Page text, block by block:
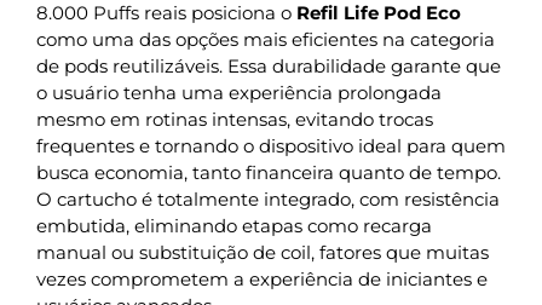
8.000 Puffs reais posiciona o Refil Life Pod Eco
como uma das opções mais eficientes na categoria
de pods reutilizáveis. Essa durabilidade garante que
o usuário tenha uma experiência prolongada
mesmo em rotinas intensas, evitando trocas
frequentes e tornando o dispositivo ideal para quem
busca economia, tanto financeira quanto de tempo.
O cartucho é totalmente integrado, com resistência
embutida, eliminando etapas como recarga
manual ou substituição de coil, fatores que muitas
vezes comprometem a experiência de iniciantes e